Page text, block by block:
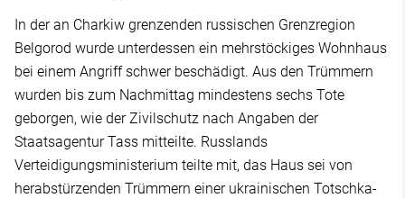
In der an Charkiw grenzenden russischen Grenzregion
Belgorod wurde unterdessen ein mehrstöckiges Wohnhaus
bei einem Angriff schwer beschädigt. Aus den Trümmern
wurden bis zum Nachmittag mindestens sechs Tote
geborgen, wie der Zivilschutz nach Angaben der
Staatsagentur Tass mitteilte. Russlands
Verteidigungsministerium teilte mit, das Haus sei von
herabstürzenden Trümmern einer ukrainischen Totschka-